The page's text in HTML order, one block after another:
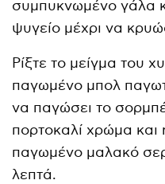
συμπυκνωμένο γάλα
ψυγείο μέχρι να
Ρίξτε το μείγμα του
παγωμένο μπολ
να παγώσει το
πορτοκαλί χρώμα και
παγωμένο μαλακό
λεπτά.